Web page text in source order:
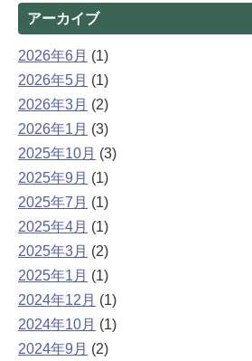
アーカイブ
2026年6月 (1)
2026年5月 (1)
2026年3月 (2)
2026年1月 (3)
2025年10月 (3)
2025年9月 (1)
2025年7月 (1)
2025年4月 (1)
2025年3月 (2)
2025年1月 (1)
2024年12月 (1)
2024年10月 (1)
2024年9月 (2)